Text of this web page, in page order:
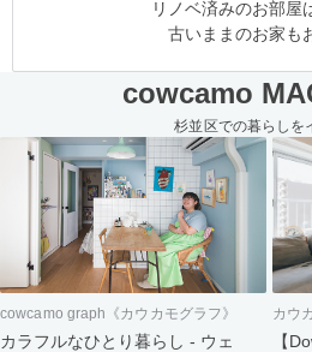
リノベ済みのお部屋
古いままのお家も
cowcamo
杉並区での暮らしを
cowcamo graph《カウカモグラフ》
カラフルなひとり暮らし - ウェ
カウ
【